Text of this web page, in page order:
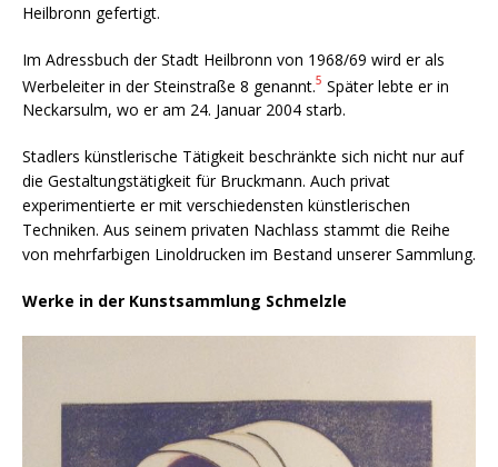
Heilbronn gefertigt.
Im Adressbuch der Stadt Heilbronn von 1968/69 wird er als
Werbeleiter in der Steinstraße 8 genannt.5 Später lebte er in
Neckarsulm, wo er am 24. Januar 2004 starb.
Stadlers künstlerische Tätigkeit beschränkte sich nicht nur auf
die Gestaltungstätigkeit für Bruckmann. Auch privat
experimentierte er mit verschiedensten künstlerischen
Techniken. Aus seinem privaten Nachlass stammt die Reihe
von mehrfarbigen Linoldrucken im Bestand unserer Sammlung.
Werke in der Kunstsammlung Schmelzle